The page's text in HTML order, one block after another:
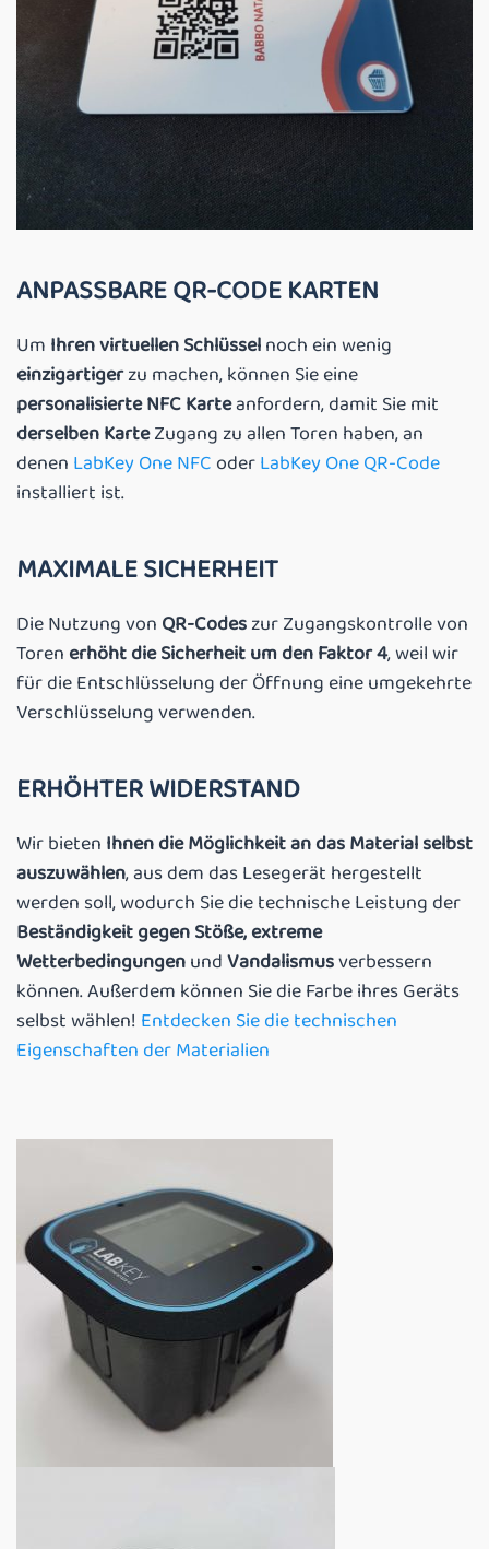
ANPASSBARE QR-CODE KARTEN
Um Ihren virtuellen Schlüsselnoch ein wenig
einzigartigerzu machen, können Sie eine
personalisierte NFC Karteanfordern, damit Sie mit
derselben KarteZugang zu allen Toren haben, an
denen LabKey One NFC oderLabKey One QR-Code
installiert ist.
MAXIMALE SICHERHEIT
Die Nutzung von QR-Codeszur Zugangskontrolle von
Toren erhöht die Sicherheit um den Faktor 4, weil wir
für die Entschlüsselung der Öffnung eine umgekehrte
Verschlüsselung verwenden.
ERHÖHTER WIDERSTAND
Wir bieten Ihnen die Möglichkeit an das Material selbst
auszuwählen, aus dem das Lesegerät hergestellt
werden soll, wodurch Sie die technische Leistung der
Beständigkeit gegen Stöße,extreme
WetterbedingungenundVandalismusverbessern
können. Außerdem können Sie die Farbe ihres Geräts
selbst wählen! Entdecken Sie die technischen
Eigenschaften der Materialien